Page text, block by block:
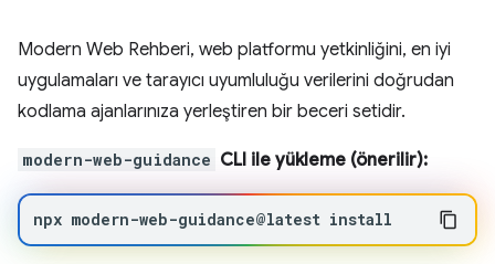
Modern Web Rehberi, web platformu yetkinliğini, en iyi
uygulamaları ve tarayıcı uyumluluğu verilerini doğrudan
kodlama ajanlarınıza yerleştiren bir beceri setidir.
modern-web-guidance CLI ile yükleme (önerilir):
npx modern-web-guidance@latest install